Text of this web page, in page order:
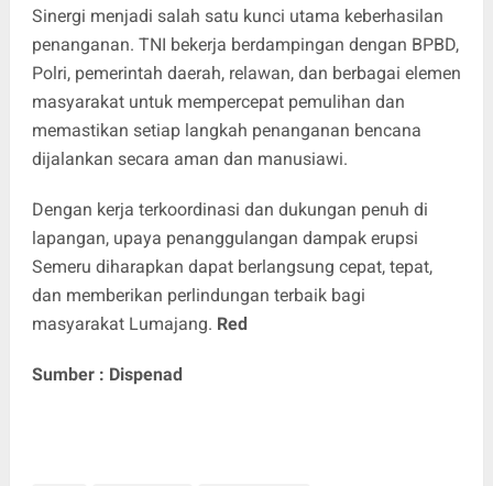
Sinergi menjadi salah satu kunci utama keberhasilan
penanganan. TNI bekerja berdampingan dengan BPBD,
Polri, pemerintah daerah, relawan, dan berbagai elemen
masyarakat untuk mempercepat pemulihan dan
memastikan setiap langkah penanganan bencana
dijalankan secara aman dan manusiawi.
Dengan kerja terkoordinasi dan dukungan penuh di
lapangan, upaya penanggulangan dampak erupsi
Semeru diharapkan dapat berlangsung cepat, tepat,
dan memberikan perlindungan terbaik bagi
masyarakat Lumajang. Red
Sumber : Dispenad